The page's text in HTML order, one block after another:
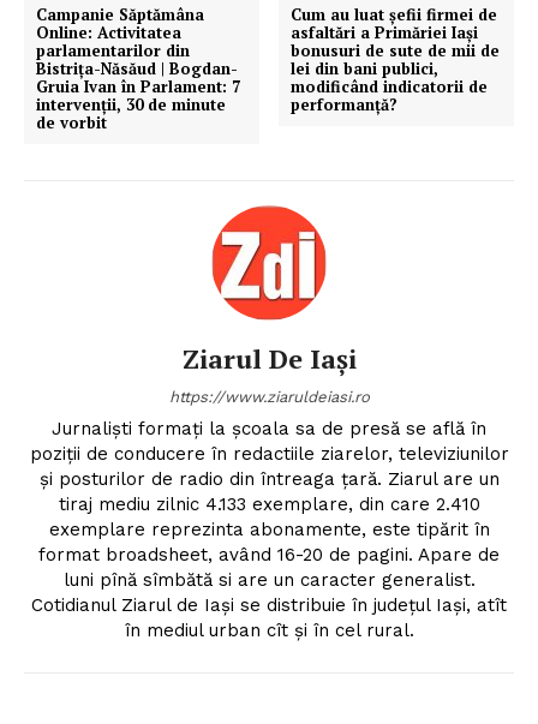
Campanie Săptămâna
Online: Activitatea
parlamentarilor din
Bistrița-Năsăud | Bogdan-
Gruia Ivan în Parlament: 7
intervenții, 30 de minute
de vorbit
Cum au luat șefii firmei de
asfaltări a Primăriei Iași
bonusuri de sute de mii de
lei din bani publici,
modificând indicatorii de
performanță?
Ziarul De Iași
https://www.ziaruldeiasi.ro
Jurnalişti formaţi la şcoala sa de presă se află în
poziţii de conducere în redactiile ziarelor, televiziunilor
şi posturilor de radio din întreaga ţară. Ziarul are un
tiraj mediu zilnic 4.133 exemplare, din care 2.410
exemplare reprezinta abonamente, este tipărit în
format broadsheet, având 16-20 de pagini. Apare de
luni pînă sîmbătă si are un caracter generalist.
Cotidianul Ziarul de Iaşi se distribuie în judeţul Iaşi, atît
în mediul urban cît şi în cel rural.